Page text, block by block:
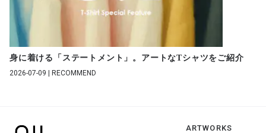
身に着ける「ステートメント」。アートなTシャツをご紹介
2026-07-09 | RECOMMEND
ARTWORKS